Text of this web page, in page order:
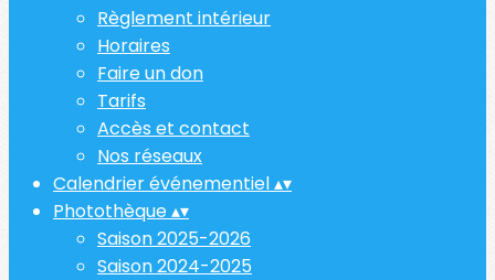
Règlement intérieur
Horaires
Faire un don
Tarifs
Accès et contact
Nos réseaux
Calendrier événementiel▴▾
Photothèque▴▾
Saison 2025-2026
Saison 2024-2025